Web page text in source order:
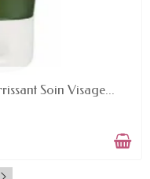
Soin Visage...